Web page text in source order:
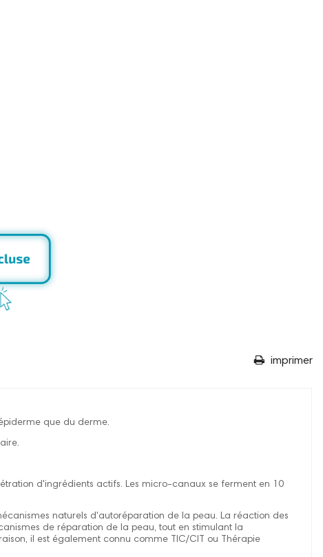
imprimer
que du derme.
d'ingrédients actifs. Les micro-canaux se ferment en 10
naturels d'autoréparation de la peau. La réaction des
de réparation de la peau, tout en stimulant la
il est également connu comme TIC/CIT ou Thérapie